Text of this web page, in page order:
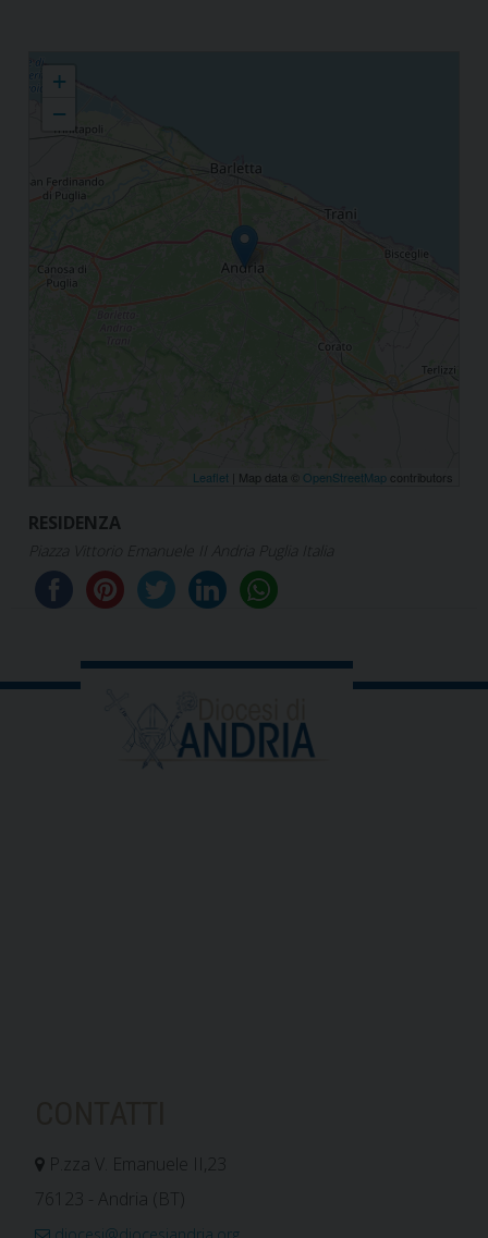
Luigi Mansi
+
−
Leaflet | Map data © OpenStreetMap contributors
Piazza Vittorio Emanuele II Andria Puglia Italia
P.zza V. Emanuele II,23
76123 - Andria (BT)